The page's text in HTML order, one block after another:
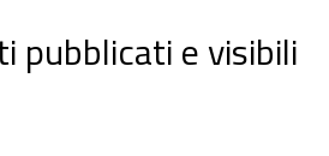
pubblicati e visibili